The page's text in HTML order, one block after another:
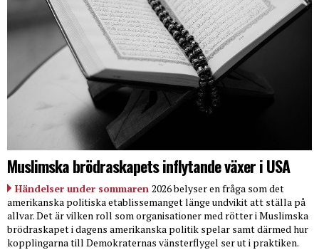
Muslimska brödraskapets inflytande växer i USA
Händelser under sommaren 2026 belyser en fråga som det
amerikanska politiska etablissemanget länge undvikit att ställa på
allvar. Det är vilken roll som organisationer med rötter i Muslimska
brödraskapet i dagens amerikanska politik spelar samt därmed hur
kopplingarna till Demokraternas vänsterflygel ser ut i praktiken.